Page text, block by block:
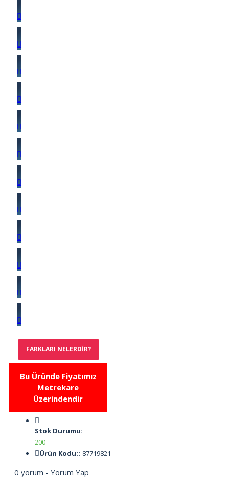
FARKLARI NELERDIR?
Bu Üründe Fiyatımız
Metrekare
Üzerindendir
Stok Durumu:
200
Ürün Kodu:: 87719821
0 yorum - Yorum Yap